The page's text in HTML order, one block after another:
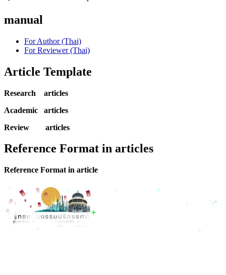
manual
For Author (Thai)
For Reviewer (Thai)
Article Template
Research articles
Academic articles
Review articles
Reference Format in articles
Reference Format in article